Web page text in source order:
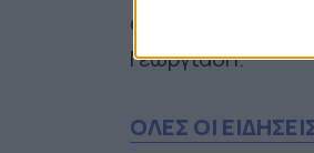
σε ένα πολιτικό
Γεωργιάδη.
ΟΛΕΣ ΟΙ